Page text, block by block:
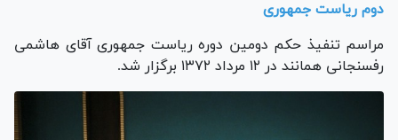
دوم ریاست جمهوری
مراسم تنفیذ حکم دومین دوره ریاست جمهوری آقای هاشمی
رفسنجانی همانند در ۱۲ مرداد ۱۳۷۲ برگزار شد.